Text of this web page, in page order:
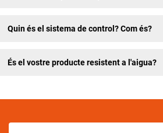
Quin és el sistema de control? Com és?
És el vostre producte resistent a l'aigua?